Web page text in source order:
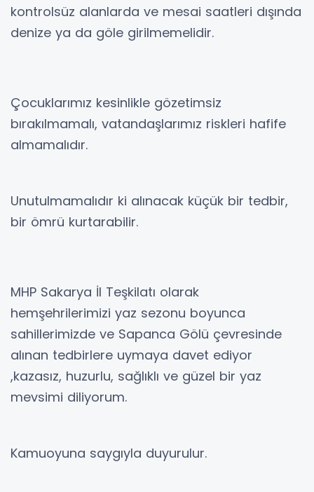
kontrolsüz alanlarda ve mesai saatleri dışında
denize ya da göle girilmemelidir.
Çocuklarımız kesinlikle gözetimsiz
bırakılmamalı, vatandaşlarımız riskleri hafife
almamalıdır.
Unutulmamalıdır ki alınacak küçük bir tedbir,
bir ömrü kurtarabilir.
MHP Sakarya İl Teşkilatı olarak
hemşehrilerimizi yaz sezonu boyunca
sahillerimizde ve Sapanca Gölü çevresinde
alınan tedbirlere uymaya davet ediyor
,kazasız, huzurlu, sağlıklı ve güzel bir yaz
mevsimi diliyorum.
Kamuoyuna saygıyla duyurulur.